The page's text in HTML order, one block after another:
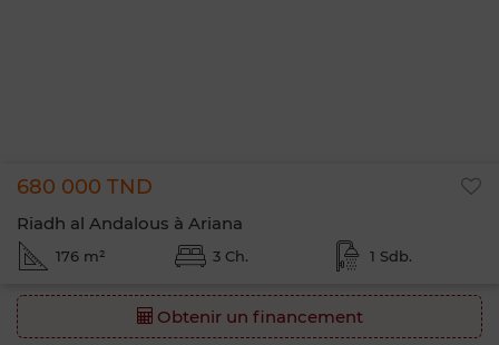
680 000 TND
Riadh al Andalous à Ariana
176 m² 3 Ch. 1 Sdb.
Obtenir un financement